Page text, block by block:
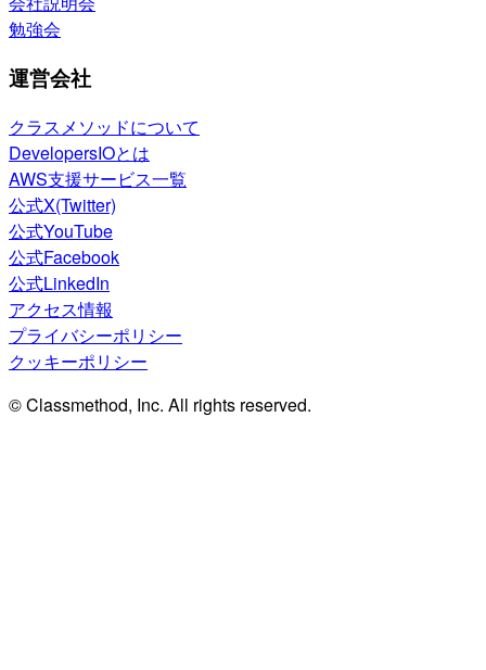
勉強会
運営会社
クラスメソッドについて
DevelopersIOとは
AWS支援サービス一覧
公式X(Twitter)
公式YouTube
公式Facebook
公式LinkedIn
アクセス情報
プライバシーポリシー
クッキーポリシー
© Classmethod, Inc. All rights reserved.